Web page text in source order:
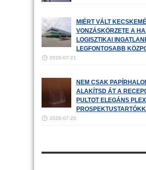
MIÉRT VÁLT
VONZÁSKÖRZETE A
LOGISZTIKAI
LEGFONTOSABB
2026-07-21
NEM CSAK
ALAKÍTSD ÁT A
PULTOT ELEGÁNS PLEXI
2026-07-20